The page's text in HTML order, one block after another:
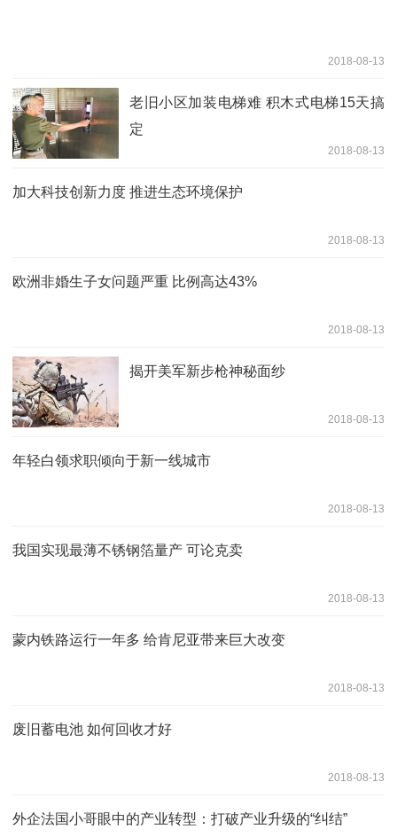
2018-08-13
老旧小区加装电梯难 积木式电梯15天搞
定
2018-08-13
加大科技创新力度 推进生态环境保护
2018-08-13
欧洲非婚生子女问题严重 比例高达43%
2018-08-13
揭开美军新步枪神秘面纱
2018-08-13
年轻白领求职倾向于新一线城市
2018-08-13
我国实现最薄不锈钢箔量产 可论克卖
2018-08-13
蒙内铁路运行一年多 给肯尼亚带来巨大改变
2018-08-13
废旧蓄电池 如何回收才好
2018-08-13
外企法国小哥眼中的产业转型：打破产业升级的“纠结”